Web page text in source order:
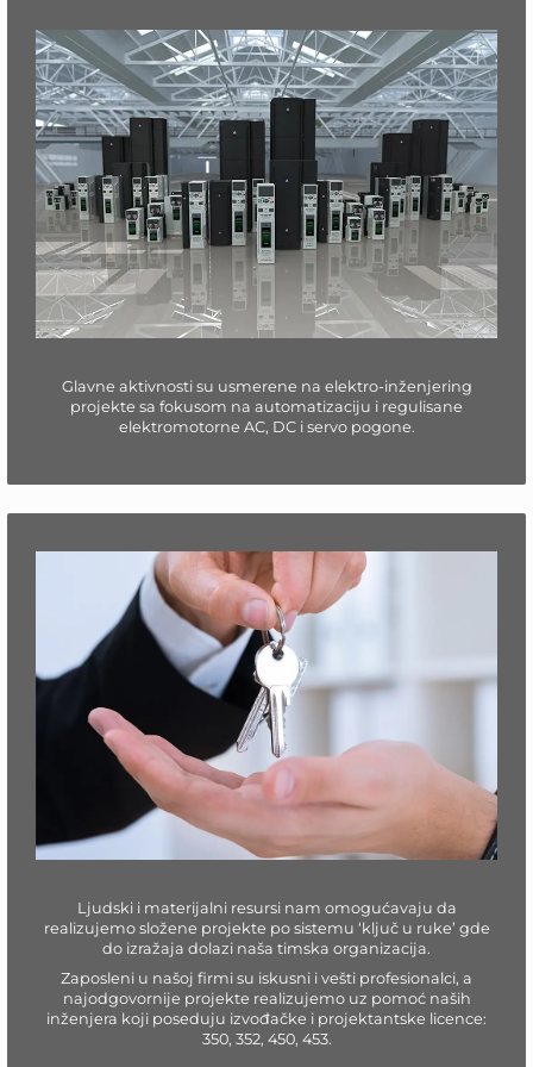
Glavne aktivnosti su usmerene na elektro-inženjering
projekte sa fokusom na automatizaciju i regulisane
elektromotorne AC, DC i servo pogone.
Ljudski i materijalni resursi nam omogućavaju da
realizujemo složene projekte po sistemu ‘ključ u ruke’ gde
do izražaja dolazi naša timska organizacija.
Zaposleni u našoj firmi su iskusni i vešti profesionalci, a
najodgovornije projekte realizujemo uz pomoć naših
inženjera koji poseduju izvođačke i projektantske licence:
350, 352, 450, 453.